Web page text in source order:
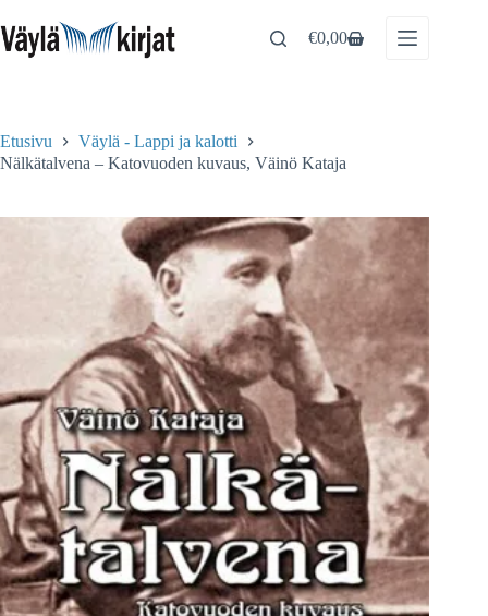
to
content
Shopping
€0,00
Etusivu
Väylä - Lappi ja kalotti
Nälkätalvena – Katovuoden kuvaus, Väinö Kataja